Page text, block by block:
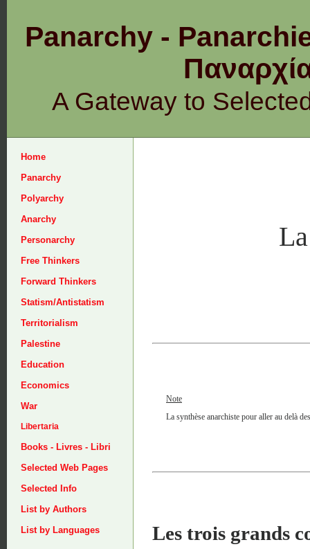
Panarchy -
A Gateway to
Home
Panarchy
Polyarchy
Anarchy
Personarchy
Free Thinkers
Forward Thinkers
Statism/Antistatism
Territorialism
Palestine
Education
Economics
War
Libertaria
Books - Livres - Libri
Selected Web Pages
Selected Info
List by Authors
List by Languages
Note
La synthèse anarchiste pour aller au delà
Les trois grands